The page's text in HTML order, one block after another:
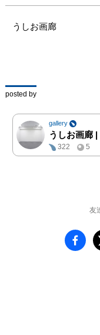
うしお画廊
posted by
gallery
うしお画廊 |
322
5
友